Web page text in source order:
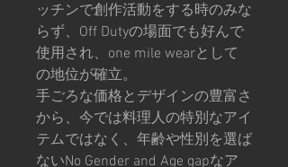
ッチンで創作活動をする時のみな
らず、Off Dutyの場面でも好んで
使用され、one mile wearとして
の地位が確立。
手ごろな価格とデザインの豊富さ
から、今では料理人の特別なアイ
テムではなく、年齢や性別を選ば
ないNo Gender and Age gapなア